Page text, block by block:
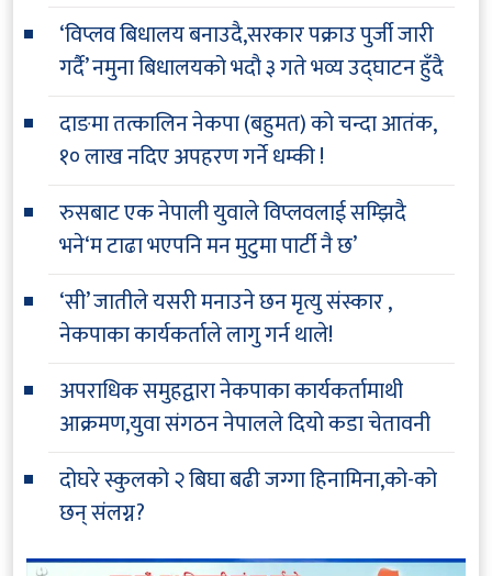
‘विप्लव बिधालय बनाउदै,सरकार पक्राउ पुर्जी जारी
गर्दै’ नमुना बिधालयको भदौ ३ गते भव्य उद्घाटन हुँदै
दाङमा तत्कालिन नेकपा (बहुमत) को चन्दा आतंक,
१० लाख नदिए अपहरण गर्ने धम्की !
रुसबाट एक नेपाली युवाले विप्लवलाई सम्झिदै
भने‘म टाढा भएपनि मन मुटुमा पार्टी नै छ’
‘सी’ जातीले यसरी मनाउने छन मृत्यु संस्कार ,
नेकपाका कार्यकर्ताले लागु गर्न थाले!
अपराधिक समुहद्वारा नेकपाका कार्यकर्तामाथी
आक्रमण,युवा संगठन नेपालले दियो कडा चेतावनी
दोघरे स्कुलको २ बिघा बढी जग्गा हिनामिना,को-को
छन् संलग्न?